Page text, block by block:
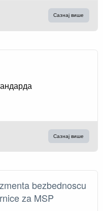
Сазнај више
Сазнај више
bezbednoscu
za MSP